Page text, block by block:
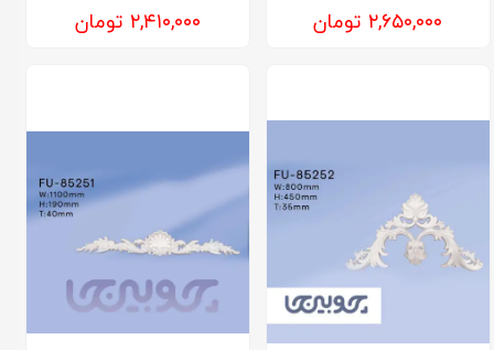
۲,۶۵۰,۰۰۰ تومان ۲,۴۱۰,۰۰۰ تومان